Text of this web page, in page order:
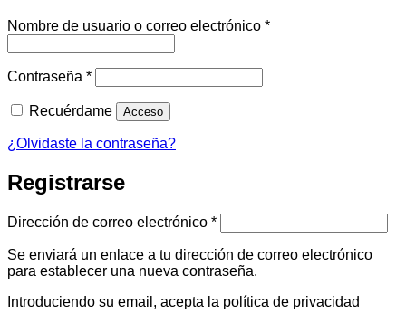
Nombre de usuario o correo electrónico *Obligatorio
Contraseña *Obligatorio
Recuérdame Acceso
¿Olvidaste la contraseña?
Registrarse
Dirección de correo electrónico *Obligatorio
Se enviará un enlace a tu dirección de correo electrónico
para establecer una nueva contraseña.
Introduciendo su email, acepta la política de privacidad